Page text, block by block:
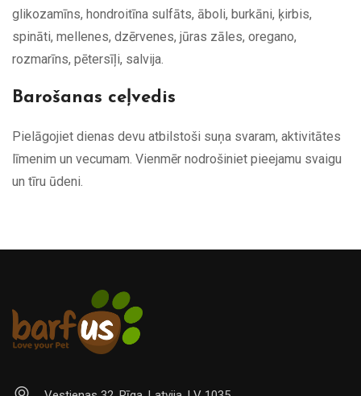
glikozamīns, hondroitīna sulfāts, āboli, burkāni, ķirbis,
spināti, mellenes, dzērvenes, jūras zāles, oregano,
rozmarīns, pētersīļi, salvija.
Barošanas ceļvedis
Pielāgojiet dienas devu atbilstoši suņa svaram, aktivitātes
līmenim un vecumam. Vienmēr nodrošiniet pieejamu svaigu
un tīru ūdeni.